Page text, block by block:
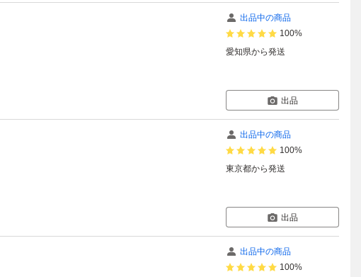
出品中の商品
100%
愛知県から発送
出品
出品中の商品
100%
東京都から発送
出品
出品中の商品
100%